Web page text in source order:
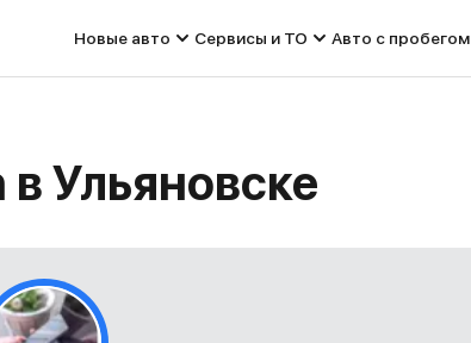
Новые авто Сервисы и ТО Авто с пробегом
Ульяновске